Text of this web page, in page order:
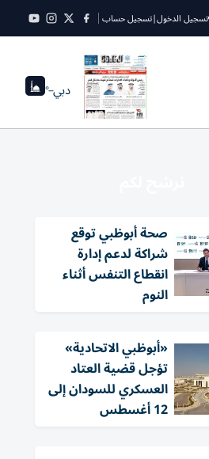
تسجيل الدخول|تسجيل حساب
دبي--°
صحة أبوظبي توقع
شراكة لدعم إدارة
انقطاع التنفس أثناء
النوم
«أبوظبي الاتحادية»
تؤجل قضية العتاد
العسكري للسودان إلى
12 أغسطس